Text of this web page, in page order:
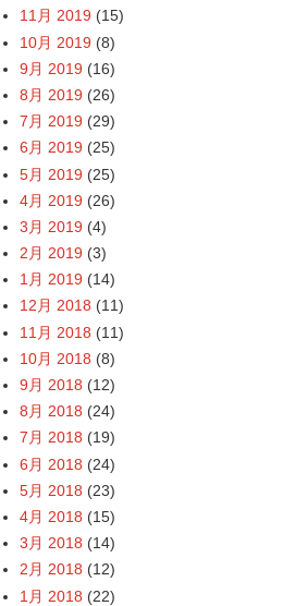
11月 2019 (15)
10月 2019 (8)
9月 2019 (16)
8月 2019 (26)
7月 2019 (29)
6月 2019 (25)
5月 2019 (25)
4月 2019 (26)
3月 2019 (4)
2月 2019 (3)
1月 2019 (14)
12月 2018 (11)
11月 2018 (11)
10月 2018 (8)
9月 2018 (12)
8月 2018 (24)
7月 2018 (19)
6月 2018 (24)
5月 2018 (23)
4月 2018 (15)
3月 2018 (14)
2月 2018 (12)
1月 2018 (22)